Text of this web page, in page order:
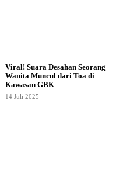
Viral! Suara Desahan Seorang
Wanita Muncul dari Toa di
Kawasan GBK
14 Juli 2025